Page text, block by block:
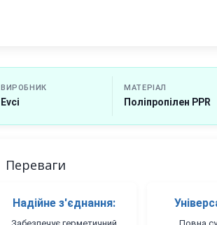
ВИРОБНИК
Evci
МАТЕРІАЛ
Поліпропілен PPR
Переваги
Надійне з'єднання: